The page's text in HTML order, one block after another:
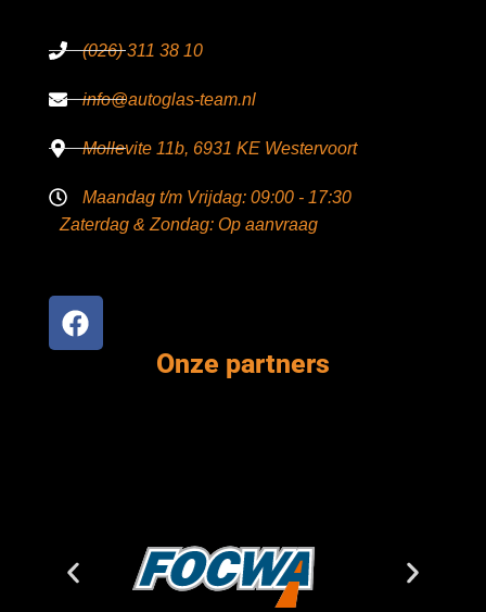
(026) 311 38 10
info@autoglas-team.nl
Mollevite 11b, 6931 KE Westervoort
Maandag t/m Vrijdag: 09:00 - 17:30
Zaterdag & Zondag: Op aanvraag
Onze partners